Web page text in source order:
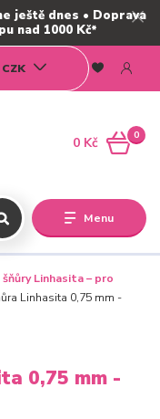
ještě dnes • Doprava
nad 1000 Kč*
Menu
CZK
0
0 Kč
Linhasita – pro
Linhasita 0,75 mm -
0,75 mm -